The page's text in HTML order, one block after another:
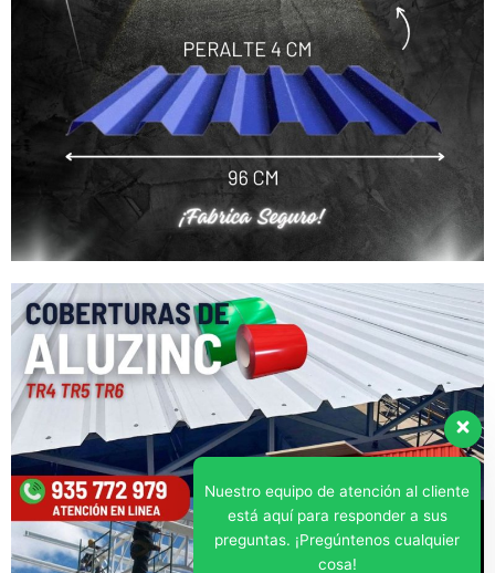
Nuestro equipo de atención al cliente
está aquí para responder a sus
preguntas. ¡Pregúntenos cualquier
cosa!